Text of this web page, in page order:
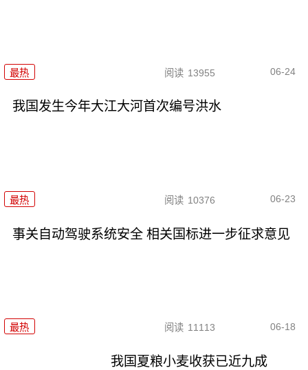
最热 阅读 13955 06-24
我国发生今年大江大河首次编号洪水
最热 阅读 10376 06-23
事关自动驾驶系统安全 相关国标进一步征求意见
最热 阅读 11113 06-18
我国夏粮小麦收获已近九成